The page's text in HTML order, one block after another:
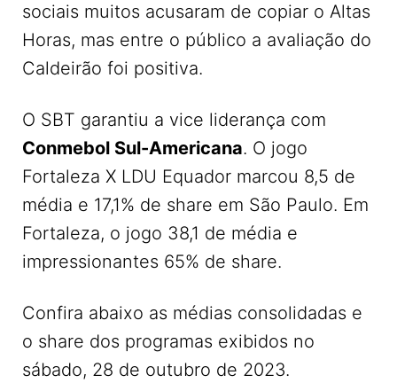
sociais muitos acusaram de copiar o Altas
Horas, mas entre o público a avaliação do
Caldeirão foi positiva.
O SBT garantiu a vice liderança com
Conmebol Sul-Americana. O jogo
Fortaleza X LDU Equador marcou 8,5 de
média e 17,1% de share em São Paulo. Em
Fortaleza, o jogo 38,1 de média e
impressionantes 65% de share.
Confira abaixo as médias consolidadas e
o share dos programas exibidos no
sábado, 28 de outubro de 2023.